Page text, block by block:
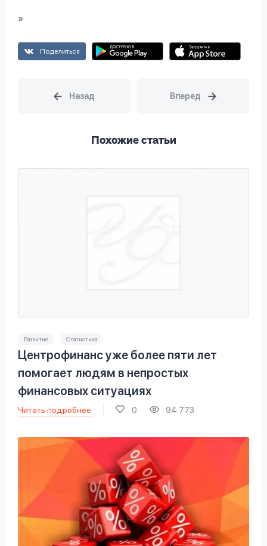
Поделиться
Похожие статьи
Развитие Статистика
Центрофинанс уже более пяти лет
помогает людям в непростых
финансовых ситуациях
Читать подробнее 0 94 773